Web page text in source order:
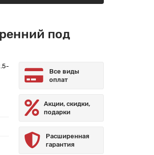
под
Все виды
оплат
Акции, скидки,
подарки
Расширенная
гарантия